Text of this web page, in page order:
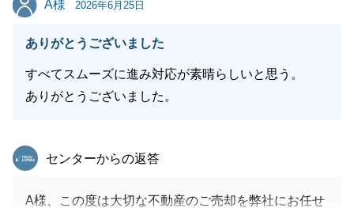
A様 2026年6月25日
ありがとうございました
すべてスムーズに進み対応が素晴らしいと思う。
ありがとうございました。
東急リバブル
センターからの返答
A様、この度は大切な不動産のご売却を弊社にお任せ